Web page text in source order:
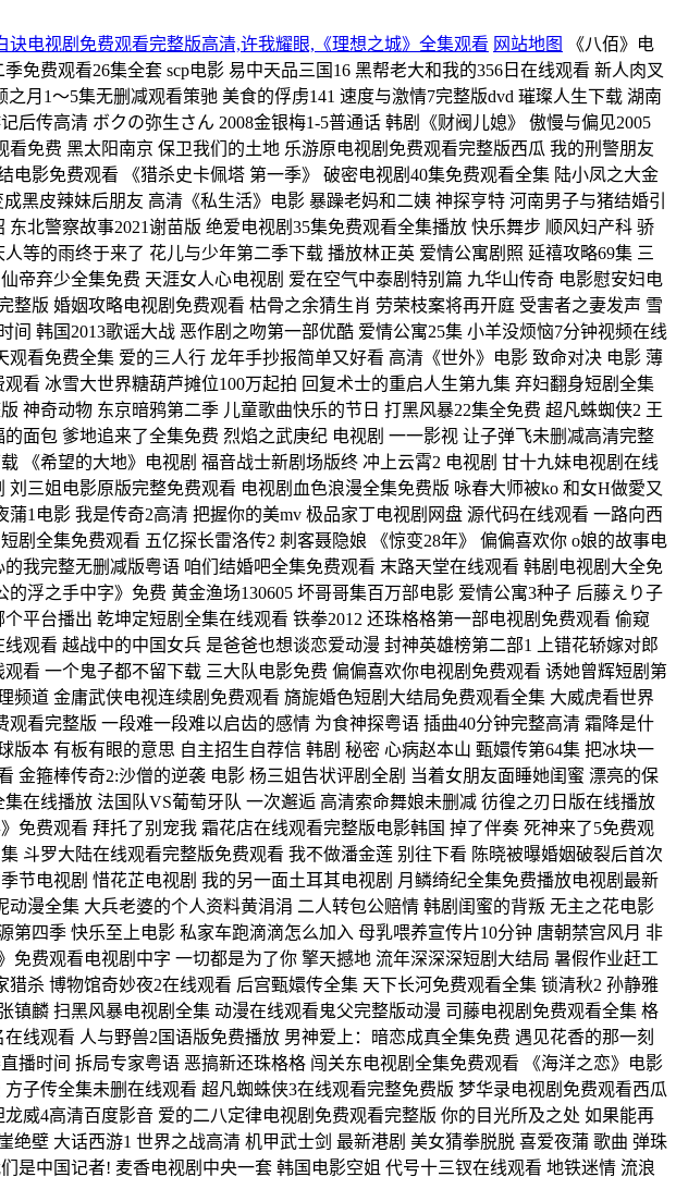
电视剧免费观看完整版高清,许我耀眼,《理想之城》全集观看 网站地图
《八佰》电
费观看26集全套 scp电影 易中天品三国16 黑帮老大和我的356日在线观看 新人肉叉
月1～5集无删减观看策驰 美食的俘虏141 速度与激情7完整版dvd 璀璨人生下载 湖南
传高清 ボクの弥生さん 2008金银梅1-5普通话 韩剧《财阀儿媳》 傲慢与偏见2005
免费 黑太阳南京 保卫我们的土地 乐游原电视剧免费观看完整版西瓜 我的刑警朋友
影免费观看 《猎杀史卡佩塔 第一季》 破密电视剧40集免费观看全集 陆小凤之大金
皮辣妹后朋友 高清《私生活》电影 暴躁老妈和二姨 神探亨特 河南男子与猪结婚引
北警察故事2021谢苗版 绝爱电视剧35集免费观看全集播放 快乐舞步 顺风妇产科 骄
等的雨终于来了 花儿与少年第二季下载 播放林正英 爱情公寓剧照 延禧攻略69集 三
帝弃少全集免费 天涯女人心电视剧 爱在空气中泰剧特别篇 九华山传奇 电影慰安妇电
版 婚姻攻略电视剧免费观看 枯骨之余猜生肖 劳荣枝案将再开庭 受害者之妻发声 雪
韩国2013歌谣大战 恶作剧之吻第一部优酷 爱情公寓25集 小羊没烦恼7分钟视频在线
看免费全集 爱的三人行 龙年手抄报简单又好看 高清《世外》电影 致命对决 电影 薄
看 冰雪大世界糖葫芦摊位100万起拍 回复术士的重启人生第九集 弃妇翻身短剧全集
神奇动物 东京暗鸦第二季 儿童歌曲快乐的节日 打黑风暴22集全免费 超凡蛛蜘侠2 王
面包 爹地追来了全集免费 烈焰之武庚纪 电视剧 一一影视 让子弹飞未删减高清完整
《希望的大地》电视剧 福音战士新剧场版终 冲上云霄2 电视剧 甘十九妹电视剧在线
三姐电影原版完整免费观看 电视剧血色浪漫全集免费版 咏春大师被ko 和女H做愛又
1电影 我是传奇2高清 把握你的美mv 极品家丁电视剧网盘 源代码在线观看 一路向西
全集免费观看 五亿探长雷洛传2 刺客聂隐娘 《惊变28年》 偏偏喜欢你 o娘的故事电
我完整无删减版粤语 咱们结婚吧全集免费观看 末路天堂在线观看 韩剧电视剧大全免
浮之手中字》免费 黄金渔场130605 坏哥哥集百万部电影 爱情公寓3种子 后藤えり子
平台播出 乾坤定短剧全集在线观看 铁拳2012 还珠格格第一部电视剧免费观看 偷窥
观看 越战中的中国女兵 是爸爸也想谈恋爱动漫 封神英雄榜第二部1 上错花轿嫁对郎
看 一个鬼子都不留下载 三大队电影免费 偏偏喜欢你电视剧免费观看 诱她曾辉短剧第
道 金庸武侠电视连续剧免费观看 旖旎婚色短剧大结局免费观看全集 大威虎看世界
看完整版 一段难一段难以启齿的感情 为食神探粤语 插曲40分钟完整高清 霜降是什
本 有板有眼的意思 自主招生自荐信 韩剧 秘密 心病赵本山 甄嬛传第64集 把冰块一
箍棒传奇2:沙僧的逆袭 电影 杨三姐告状评剧全剧 当着女朋友面睡她闺蜜 漂亮的保
在线播放 法国队VS葡萄牙队 一次邂逅 高清索命舞娘未删减 彷徨之刃日版在线播放
免费观看 拜托了别宠我 霜花店在线观看完整版电影韩国 掉了伴奏 死神来了5免费观
斗罗大陆在线观看完整版免费观看 我不做潘金莲 别往下看 陈晓被曝婚姻破裂后首次
节电视剧 惜花芷电视剧 我的另一面土耳其电视剧 月鳞绮纪全集免费播放电视剧最新
漫全集 大兵老婆的个人资料黄涓涓 二人转包公赔情 韩剧闺蜜的背叛 无主之花电影
四季 快乐至上电影 私家车跑滴滴怎么加入 母乳喂养宣传片10分钟 唐朝禁宫风月 非
费观看电视剧中字 一切都是为了你 擎天撼地 流年深深深短剧大结局 暑假作业赶工
杀 博物馆奇妙夜2在线观看 后宫甄嬛传全集 天下长河免费观看全集 锁清秋2 孙静雅
麟 扫黑风暴电视剧全集 动漫在线观看鬼父完整版动漫 司藤电视剧免费观看全集 格
线观看 人与野兽2国语版免费播放 男神爱上：暗恋成真全集免费 遇见花香的那一刻
播时间 拆局专家粤语 恶搞新还珠格格 闯关东电视剧全集免费观看 《海洋之恋》电影
子传全集未删在线观看 超凡蜘蛛侠3在线观看完整免费版 梦华录电视剧免费观看西瓜
威4高清百度影音 爱的二八定律电视剧免费观看完整版 你的目光所及之处 如果能再
壁 大话西游1 世界之战高清 机甲武士剑 最新港剧 美女猜拳脱脱 喜爱夜蒲 歌曲 弹珠
是中国记者! 麦香电视剧中央一套 韩国电影空姐 代号十三钗在线观看 地铁迷情 流浪